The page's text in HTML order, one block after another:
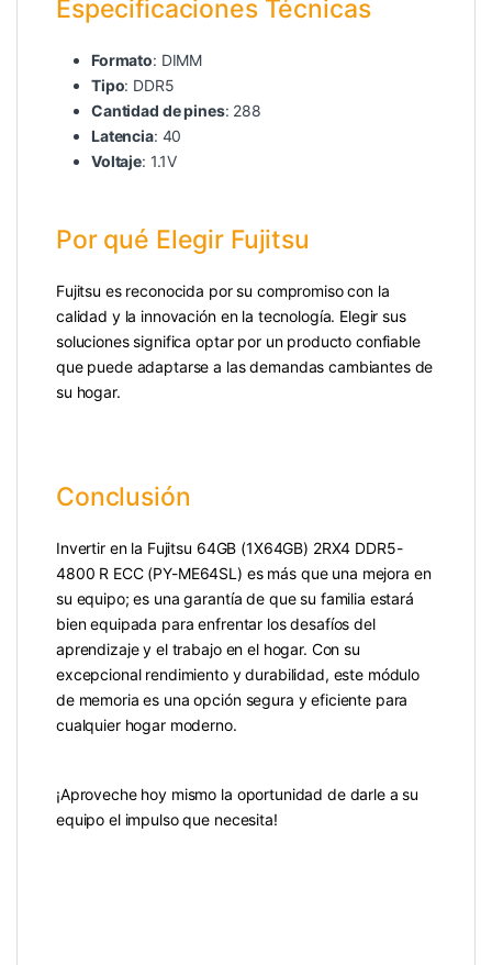
Especificaciones Técnicas
Formato: DIMM
Tipo: DDR5
Cantidad de pines: 288
Latencia: 40
Voltaje: 1.1V
Por qué Elegir Fujitsu
Fujitsu es reconocida por su compromiso con la
calidad y la innovación en la tecnología. Elegir sus
soluciones significa optar por un producto confiable
que puede adaptarse a las demandas cambiantes de
su hogar.
Conclusión
Invertir en la Fujitsu 64GB (1X64GB) 2RX4 DDR5-
4800 R ECC (PY-ME64SL) es más que una mejora en
su equipo; es una garantía de que su familia estará
bien equipada para enfrentar los desafíos del
aprendizaje y el trabajo en el hogar. Con su
excepcional rendimiento y durabilidad, este módulo
de memoria es una opción segura y eficiente para
cualquier hogar moderno.
¡Aproveche hoy mismo la oportunidad de darle a su
equipo el impulso que necesita!